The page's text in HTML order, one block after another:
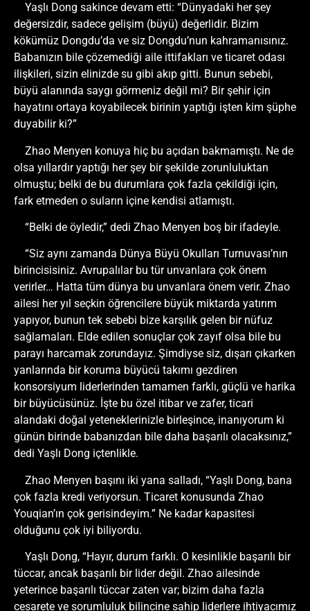
Yaşlı Dong sakince devam etti: “Dünyadaki her şey
değersizdir, sadece gelişim (büyü) değerlidir. Bizim
kökümüz Dongdu’da ve siz Dongdu’nun kahramanısınız.
Babanızın bile çözemediği aile ittifakları ve ticaret odası
ilişkileri, sizin elinizde su gibi akıp gitti. Bunun sebebi,
büyü alanında saygı görmeniz değil mi? Bir şehir için
hayatını ortaya koyabilecek birinin yaptığı işten kim şüphe
duyabilir ki?”
Zhao Menyen konuya hiç bu açıdan bakmamıştı. Ne de
olsa yıllardır yaptığı her şey bir şekilde zorunluluktan
olmuştu; belki de bu durumlara çok fazla çekildiği için,
fark etmeden o suların içine kendisi atlamıştı.
“Belki de öyledir,” dedi Zhao Menyen boş bir ifadeyle.
“Siz aynı zamanda Dünya Büyü Okulları Turnuvası’nın
birincisisiniz. Avrupalılar bu tür unvanlara çok önem
verirler… Hatta tüm dünya bu unvanlara önem verir. Zhao
ailesi her yıl seçkin öğrencilere büyük miktarda yatırım
yapıyor, bunun tek sebebi bize karşılık gelen bir nüfuz
sağlamaları. Elde edilen sonuçlar çok zayıf olsa bile bu
parayı harcamak zorundayız. Şimdiyse siz, dışarı çıkarken
yanlarında bir koruma büyücü takımı gezdiren
konsorsiyum liderlerinden tamamen farklı, güçlü ve harika
bir büyücüsünüz. İşte bu özel itibar ve zafer, ticari
alandaki doğal yeteneklerinizle birleşince, inanıyorum ki
günün birinde babanızdan bile daha başarılı olacaksınız,”
dedi Yaşlı Dong içtenlikle.
Zhao Menyen başını iki yana salladı, “Yaşlı Dong, bana
çok fazla kredi veriyorsun. Ticaret konusunda Zhao
Youqian’ın çok gerisindeyim.” Ne kadar kapasitesi
olduğunu çok iyi biliyordu.
Yaşlı Dong, “Hayır, durum farklı. O kesinlikle başarılı bir
tüccar, ancak başarılı bir lider değil. Zhao ailesinde
yeterince başarılı tüccar zaten var; bizim daha fazla
cesarete ve sorumluluk bilincine sahip liderlere ihtiyacımız